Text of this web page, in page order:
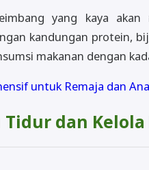
yang kaya akan
kandungan protein,
makanan dengan
untuk Remaja dan
dan